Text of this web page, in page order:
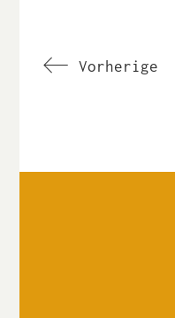
Vorherige